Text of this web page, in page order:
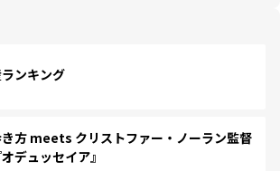
ンキング
方 meets クリストファー・ノーラン監督
デュッセイア』